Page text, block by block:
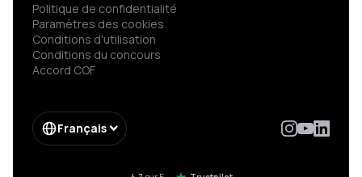
Politique de confidentialité
Paramètres des cookies
Conditions d'utilisation
Conditions du concours
Accord COF
Français